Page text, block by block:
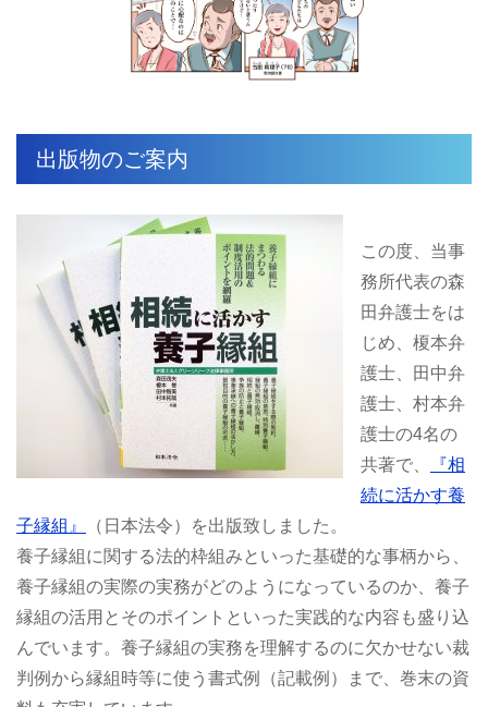
出版物のご案内
この度、当事
務所代表の森
田弁護士をは
じめ、榎本弁
護士、田中弁
護士、村本弁
護士の4名の
共著で、
『相
続に活かす養
子縁組』
（日本法令）を出版致しました。
養子縁組に関する法的枠組みといった基礎的な事柄から、
養子縁組の実際の実務がどのようになっているのか、養子
縁組の活用とそのポイントといった実践的な内容も盛り込
んでいます。養子縁組の実務を理解するのに欠かせない裁
判例から縁組時等に使う書式例（記載例）まで、巻末の資